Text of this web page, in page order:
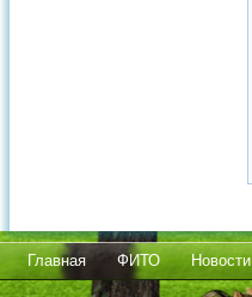
Главная ФИТО Новости